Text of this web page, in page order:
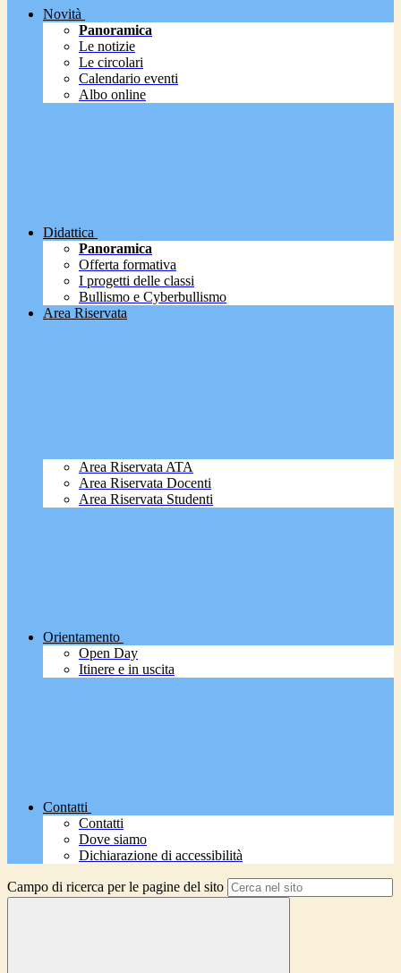
Novità
Panoramica
Le notizie
Le circolari
Calendario eventi
Albo online
Didattica
Panoramica
Offerta formativa
I progetti delle classi
Bullismo e Cyberbullismo
Area Riservata
Area Riservata ATA
Area Riservata Docenti
Area Riservata Studenti
Orientamento
Open Day
Itinere e in uscita
Contatti
Contatti
Dove siamo
Dichiarazione di accessibilità
Campo di ricerca per le pagine del sito